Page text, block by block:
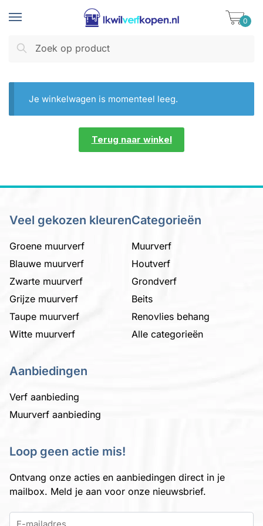
Zoeken
naar:
Zoeken
0
Je winkelwagen is momenteel leeg.
Terug naar winkel
Veel gekozen kleuren
Groene muurverf
Blauwe muurverf
Zwarte muurverf
Grijze muurverf
Taupe muurverf
Witte muurverf
Categorieën
Muurverf
Houtverf
Grondverf
Beits
Renovlies behang
Alle categorieën
Aanbiedingen
Verf aanbieding
Muurverf aanbieding
Loop geen actie mis!
Ontvang onze acties en aanbiedingen direct in je
mailbox. Meld je aan voor onze nieuwsbrief.